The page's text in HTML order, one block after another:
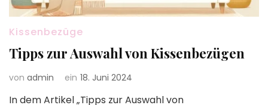
Kissenbezüge
Tipps zur Auswahl von Kissenbezügen
von admin ein 18. Juni 2024
In dem Artikel „Tipps zur Auswahl von